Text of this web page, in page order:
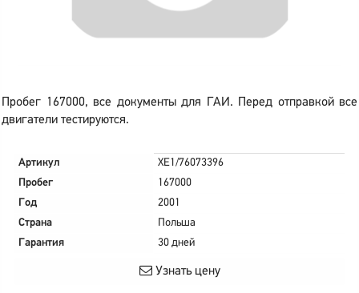
Пробег 167000, все документы для ГАИ. Перед отправкой все
двигатели тестируются.
Артикул
XE1/76073396
Пробег
167000
Год
2001
Страна
Польша
Гарантия
30 дней
Узнать цену